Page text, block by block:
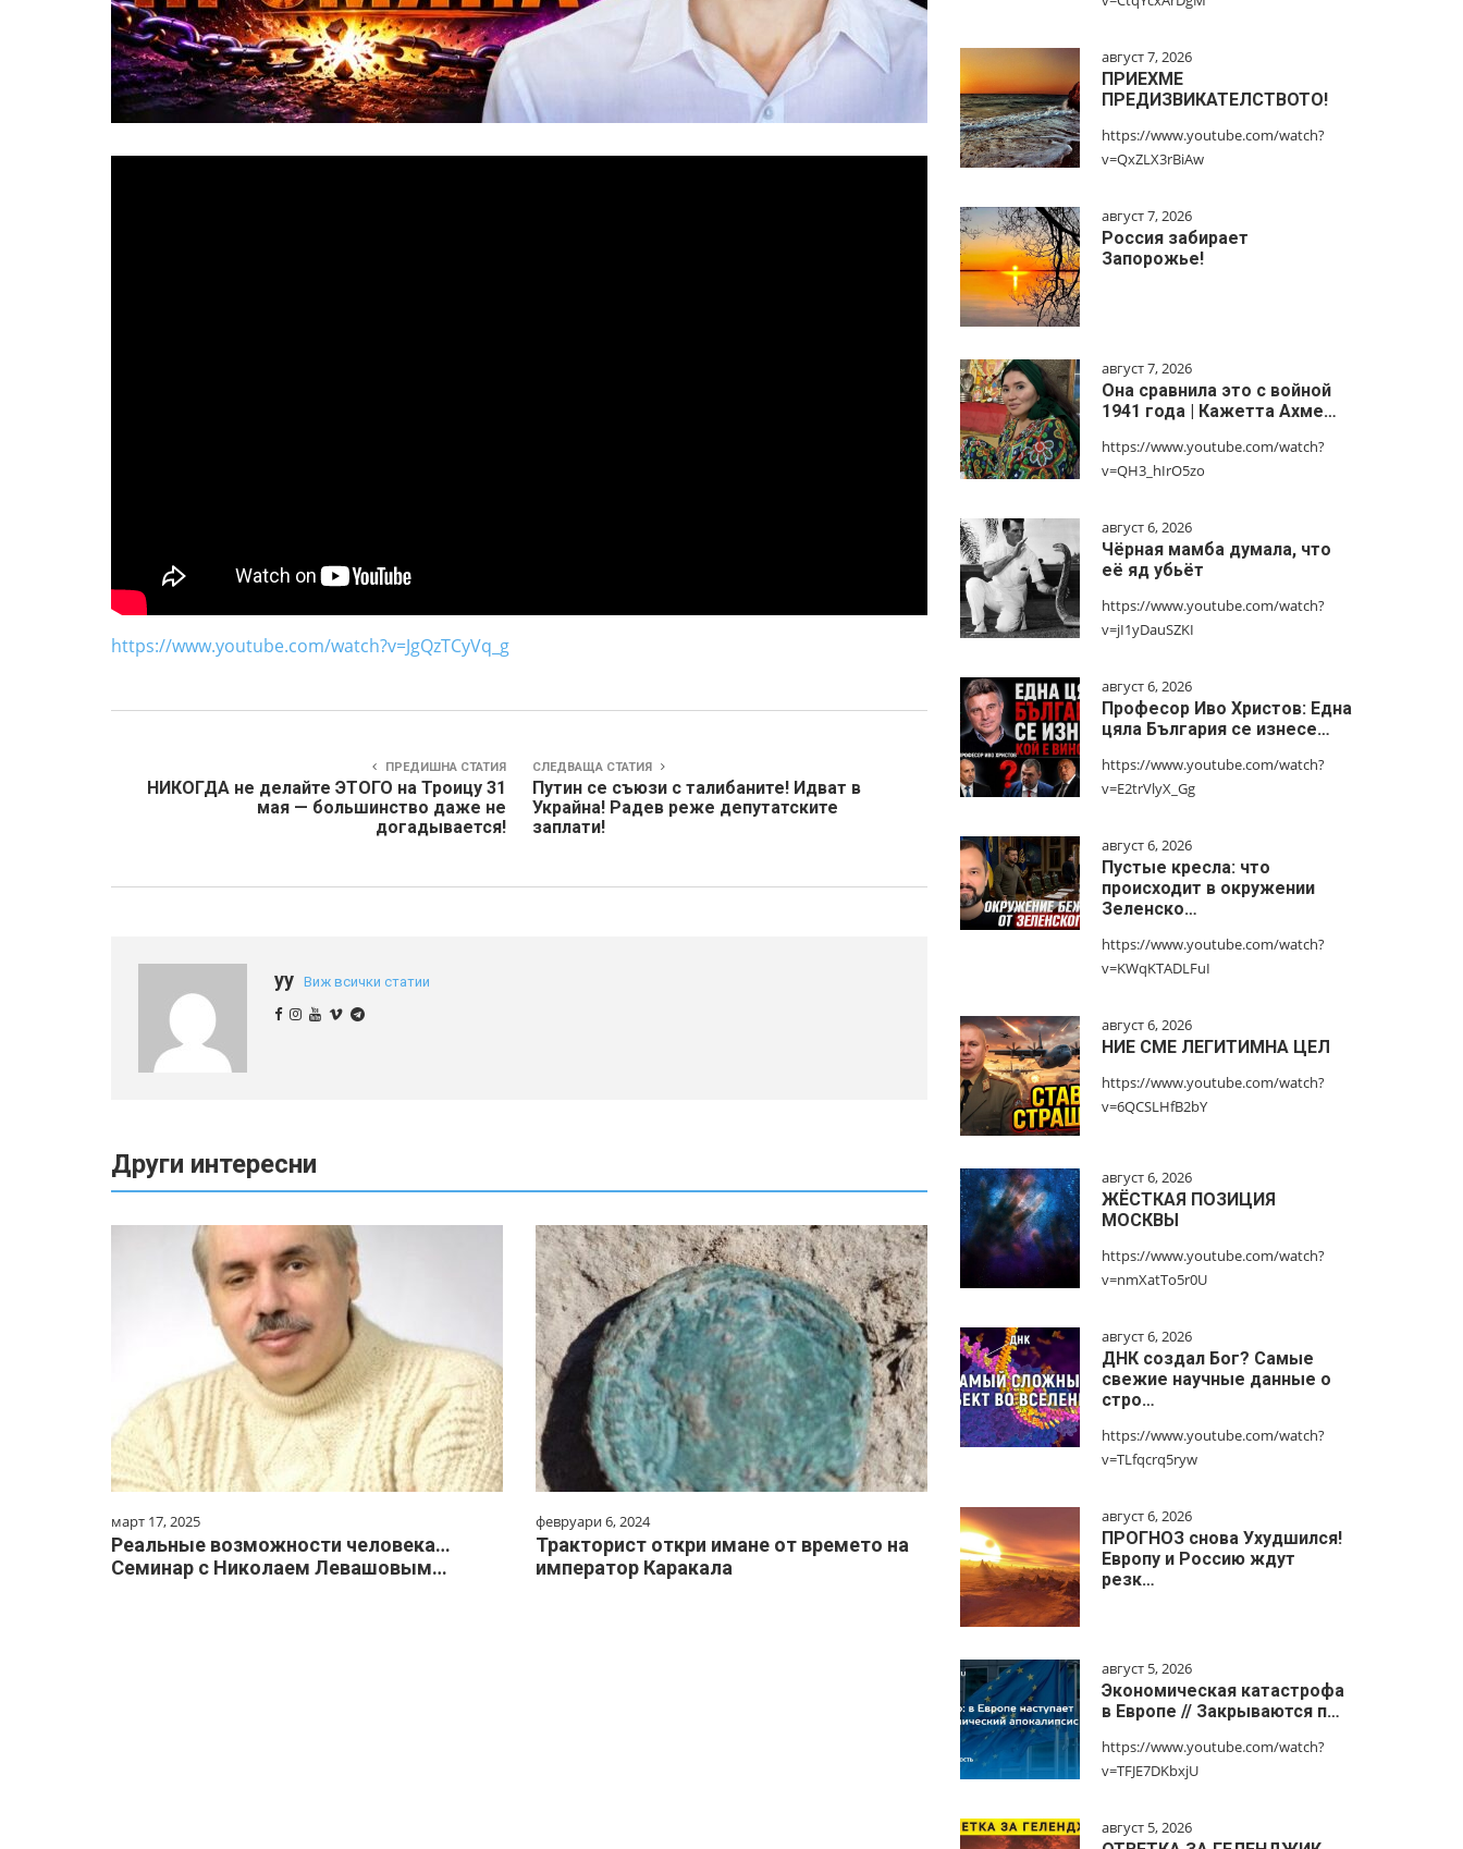
https://www.youtube.com/watch?v=JgQzTCyVq_g
ПРЕДИШНА СТАТИЯ
НИКОГДА не делайте ЭТОГО на Троицу 31
мая — большинство даже не
догадывается!
СЛЕДВАЩА СТАТИЯ
Путин се съюзи с талибаните! Идват в
Украйна! Радев реже депутатските
заплати!
yy Виж всички статии
Други интересни
март 17, 2025
Реальные возможности человека…
Семинар с Николаем Левашовым…
февруари 6, 2024
Тракторист откри имане от времето на
император Каракала
август 7, 2026
ПРИЕХМЕ
ПРЕДИЗВИКАТЕЛСТВОТО!
https://www.youtube.com/watch?
v=QxZLX3rBiAw
август 7, 2026
Россия забирает
Запорожье!
август 7, 2026
Она сравнила это с войной
1941 года | Кажетта Ахме…
https://www.youtube.com/watch?
v=QH3_hIrO5zo
август 6, 2026
Чёрная мамба думала, что
её яд убьёт
https://www.youtube.com/watch?
v=jI1yDauSZKI
август 6, 2026
Професор Иво Христов: Една
цяла България се изнесе…
https://www.youtube.com/watch?
v=E2trVlyX_Gg
август 6, 2026
Пустые кресла: что
происходит в окружении
Зеленско…
https://www.youtube.com/watch?
v=KWqKTADLFuI
август 6, 2026
НИЕ СМЕ ЛЕГИТИМНА ЦЕЛ
https://www.youtube.com/watch?
v=6QCSLHfB2bY
август 6, 2026
ЖЁСТКАЯ ПОЗИЦИЯ
МОСКВЫ
https://www.youtube.com/watch?
v=nmXatTo5r0U
август 6, 2026
ДНК создал Бог? Самые
свежие научные данные о
стро…
https://www.youtube.com/watch?
v=TLfqcrq5ryw
август 6, 2026
ПРОГНОЗ снова Ухудшился!
Европу и Россию ждут
резк…
август 5, 2026
Экономическая катастрофа
в Европе // Закрываются п…
https://www.youtube.com/watch?
v=TFJE7DKbxjU
август 5, 2026